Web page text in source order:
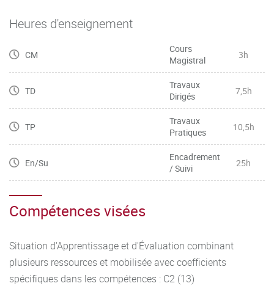
Heures d'enseignement
CM
Cours
Magistral
3h
TD
Travaux
Dirigés
7,5h
TP
Travaux
Pratiques
10,5h
En/Su
Encadrement
/ Suivi
25h
Compétences visées
Situation d'Apprentissage et d'Évaluation combinant
plusieurs ressources et mobilisée avec coefficients
spécifiques dans les compétences : C2 (13)